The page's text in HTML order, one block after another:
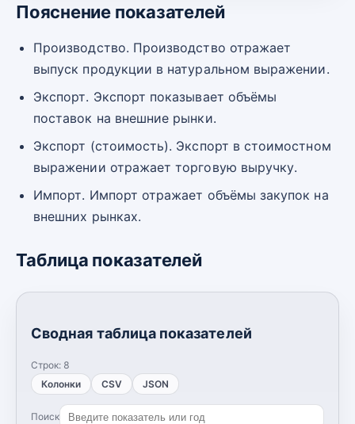
Пояснение показателей
Производство. Производство отражает
выпуск продукции в натуральном выражении.
Экспорт. Экспорт показывает объёмы
поставок на внешние рынки.
Экспорт (стоимость). Экспорт в стоимостном
выражении отражает торговую выручку.
Импорт. Импорт отражает объёмы закупок на
внешних рынках.
Таблица показателей
Сводная таблица показателей
Строк: 8
Колонки
CSV JSON
Поиск